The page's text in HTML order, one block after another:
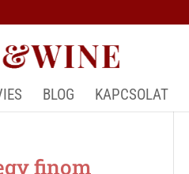
BLOG KAPCSOLAT
finom